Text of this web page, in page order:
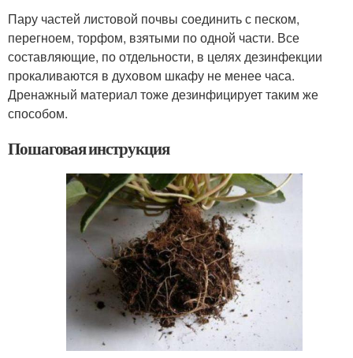
Пару частей листовой почвы соединить с песком,
перегноем, торфом, взятыми по одной части. Все
составляющие, по отдельности, в целях дезинфекции
прокаливаются в духовом шкафу не менее часа.
Дренажный материал тоже дезинфицирует таким же
способом.
Пошаговая инструкция